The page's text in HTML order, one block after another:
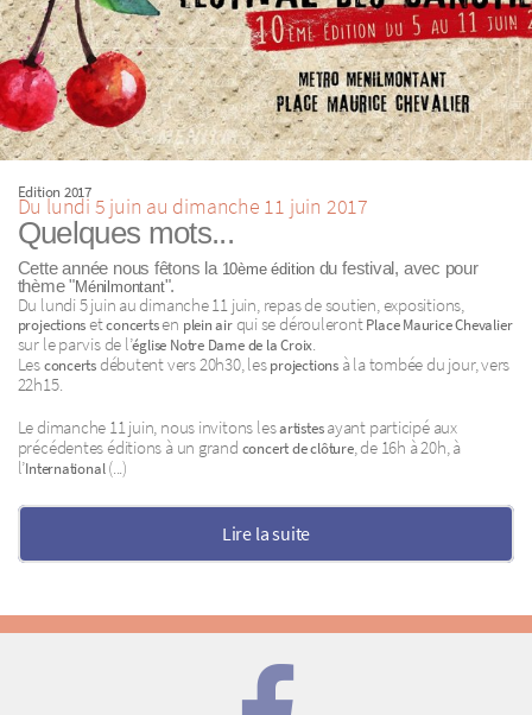
Edition 2017
Du lundi 5 juin au dimanche 11 juin 2017
Quelques mots...
Cette année nous fêtons la 10ème éditiondu festival, avec pour
thème "Ménilmontant".
Du lundi 5 juin au dimanche 11 juin, repas de soutien, expositions,
projectionsetconcertsen plein airqui se déroulerontPlace Maurice Chevalier
sur le parvis de l’église Notre Dame de la Croix.
Lesconcertsdébutent vers 20h30, lesprojectionsà la tombée du jour, vers
22h15.
Le dimanche 11 juin, nous invitons lesartistesayant participé aux
précédentes éditions à un grand concert de clôture, de 16h à 20h, à
l’International(...)
Lire la suite